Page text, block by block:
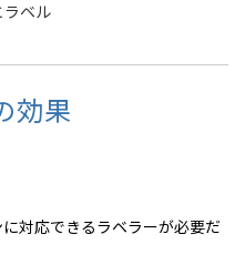
ラベル
効果
対応できるラベラーが必要だ